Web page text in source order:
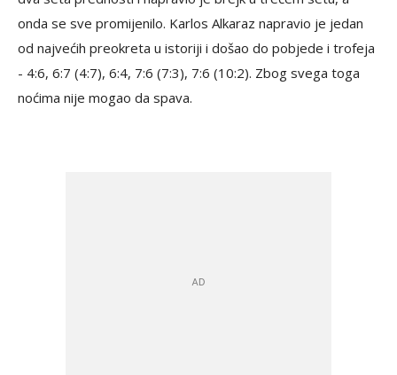
onda se sve promijenilo. Karlos Alkaraz napravio je jedan
od najvećih preokreta u istoriji i došao do pobjede i trofeja
- 4:6, 6:7 (4:7), 6:4, 7:6 (7:3), 7:6 (10:2). Zbog svega toga
noćima nije mogao da spava.